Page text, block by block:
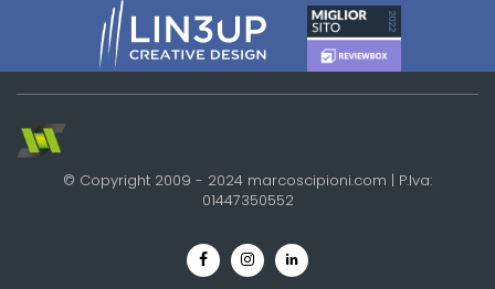
© Copyright 2009 - 2024 marcoscipioni.com | P.Iva:
01447350552